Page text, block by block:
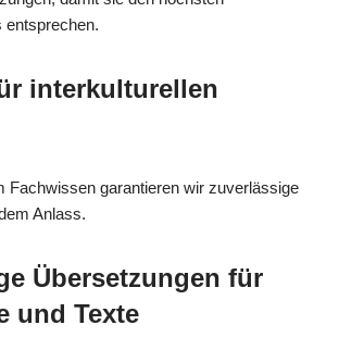
entsprechen.
interkulturellen
Fachwissen garantieren wir zuverlässige
Anlass.
Übersetzungen für
und Texte